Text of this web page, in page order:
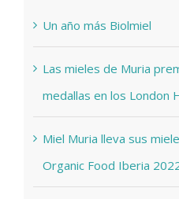
Un año más Biolmiel
Las mieles de Muria
medallas en los London
Miel Muria lleva sus
Organic Food Iberia